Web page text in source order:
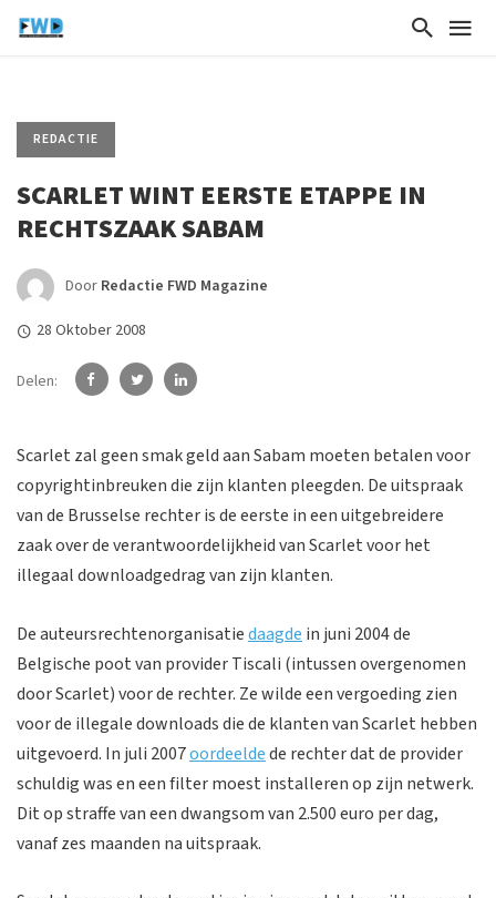
REDACTIE
SCARLET WINT EERSTE ETAPPE IN
RECHTSZAAK SABAM
Door Redactie FWD Magazine
28 Oktober 2008
Delen:
Scarlet zal geen smak geld aan Sabam moeten betalen voor
copyrightinbreuken die zijn klanten pleegden. De uitspraak
van de Brusselse rechter is de eerste in een uitgebreidere
zaak over de verantwoordelijkheid van Scarlet voor het
illegaal downloadgedrag van zijn klanten.
De auteursrechtenorganisatiedaagde in juni 2004 de
Belgische poot van provider Tiscali (intussen overgenomen
door Scarlet) voor de rechter. Ze wilde een vergoeding zien
voor de illegale downloads die de klanten van Scarlet hebben
uitgevoerd. In juli 2007oordeeldede rechter dat de provider
schuldig was en een filter moest installeren op zijn netwerk.
Dit op straffe van een dwangsom van 2.500 euro per dag,
vanaf zes maanden na uitspraak.